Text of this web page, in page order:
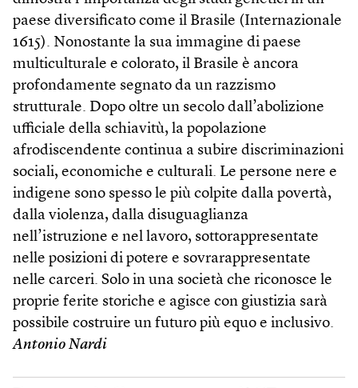
paese diversificato come il Brasile (Internazionale
1615). Nonostante la sua immagine di paese
multiculturale e colorato, il Brasile è ancora
profondamente segnato da un razzismo
strutturale. Dopo oltre un secolo dall’abolizione
ufficiale della schiavitù, la popolazione
afrodiscendente continua a subire discriminazioni
sociali, economiche e culturali. Le persone nere e
indigene sono spesso le più colpite dalla povertà,
dalla violenza, dalla disuguaglianza
nell’istruzione e nel lavoro, sottorappresentate
nelle posizioni di potere e sovrarappresentate
nelle carceri. Solo in una società che riconosce le
proprie ferite storiche e agisce con giustizia sarà
possibile costruire un futuro più equo e inclusivo.
Antonio Nardi